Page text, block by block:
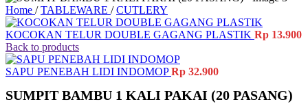
Home / TABLEWARE / CUTLERY
KOCOKAN TELUR DOUBLE GAGANG PLASTIK Rp 13.900
Back to products
SAPU PENEBAH LIDI INDOMOPRp 32.900
SUMPIT BAMBU 1 KALI PAKAI (20 PASANG)